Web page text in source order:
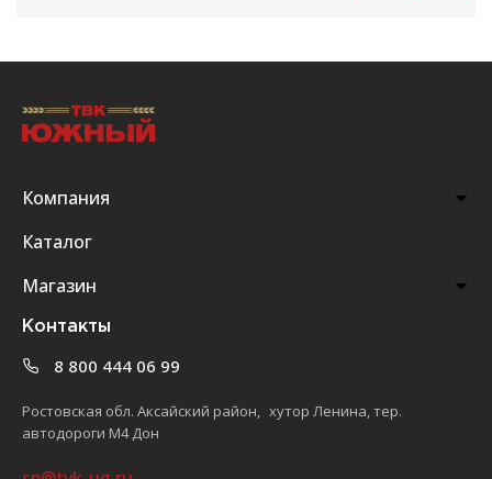
Компания
Каталог
Магазин
Контакты
8 800 444 06 99
Ростовская обл. Аксайский район, хутор Ленина, тер.
автодороги М4 Дон